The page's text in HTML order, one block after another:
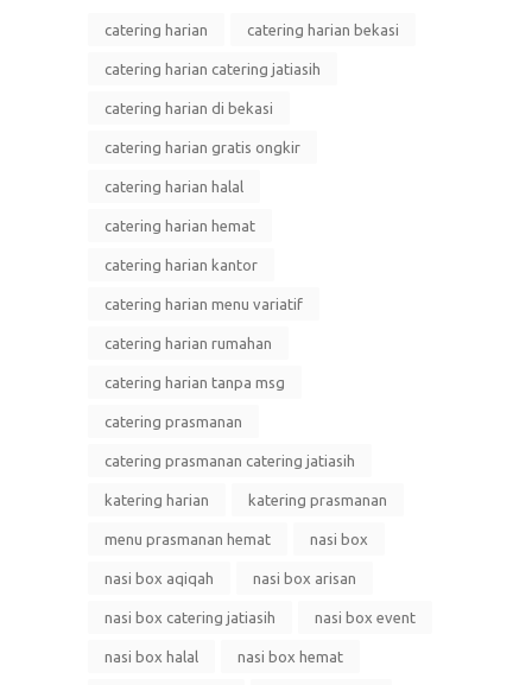
catering harian catering harian bekasi
catering harian catering jatiasih
catering harian di bekasi
catering harian gratis ongkir
catering harian halal
catering harian hemat
catering harian kantor
catering harian menu variatif
catering harian rumahan
catering harian tanpa msg
catering prasmanan
catering prasmanan catering jatiasih
katering harian katering prasmanan
menu prasmanan hemat nasi box
nasi box aqiqah nasi box arisan
nasi box catering jatiasih nasi box event
nasi box halal nasi box hemat